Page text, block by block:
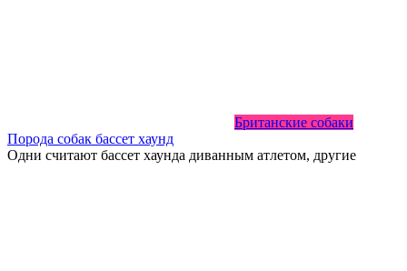
Британские собаки
Порода собак бассет хаунд
Одни считают бассет хаунда диванным атлетом, другие